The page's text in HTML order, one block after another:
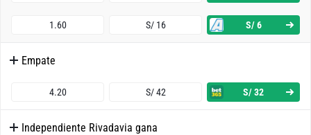
1.60 S/ 16 S/ 6
Empate
4.20 S/ 42 S/ 32
Independiente Rivadavia gana